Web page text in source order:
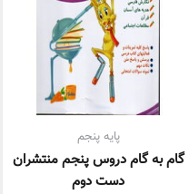
پایه پنجم
گام به گام دروس پنجم منتشران
دست دوم